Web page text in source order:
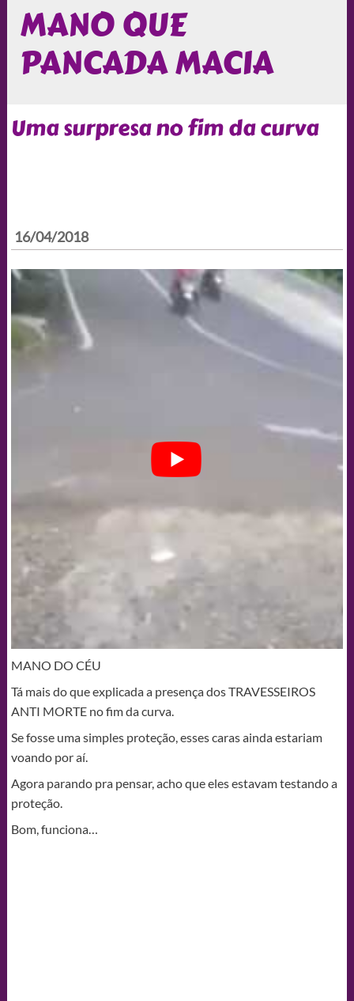
MANO QUE
PANCADA MACIA
Uma surpresa no fim da curva
16/04/2018
MANO DO CÉU
Tá mais do que explicada a presença dos TRAVESSEIROS
ANTI MORTE no fim da curva.
Se fosse uma simples proteção, esses caras ainda estariam
voando por aí.
Agora parando pra pensar, acho que eles estavam testando a
proteção.
Bom, funciona…